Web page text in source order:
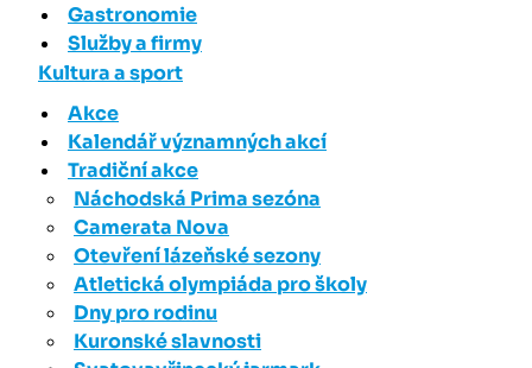
Gastronomie
Služby a firmy
Kultura a sport
Akce
Kalendář významných akcí
Tradiční akce
Náchodská Prima sezóna
Camerata Nova
Otevření lázeňské sezony
Atletická olympiáda pro školy
Dny pro rodinu
Kuronské slavnosti